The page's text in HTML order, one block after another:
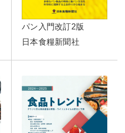
パン入門改訂2版
日本食糧新聞社